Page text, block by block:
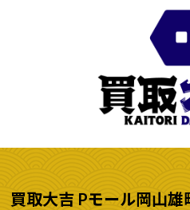
買取大吉 Pモール岡山雄